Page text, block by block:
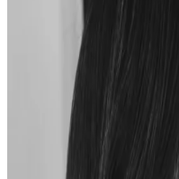
<Побалуйте себя
для празднования любви,
моментов в самом сердце
Пакет включает: